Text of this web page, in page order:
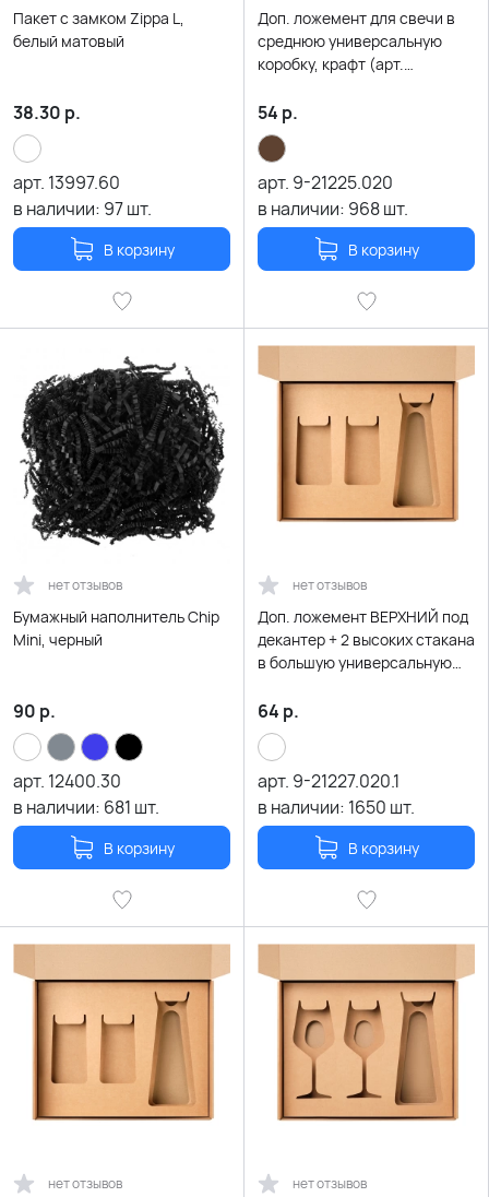
Пакет с замком Zippa L,
белый матовый
38.30 р.
арт. 13997.60
в наличии: 97шт.
В корзину
Доп. ложемент для свечи в
среднюю универсальную
коробку, крафт (арт.
54 р.
арт. 9-21225.020
в наличии: 968шт.
В корзину
нет отзывов
Бумажный наполнитель Chip
Mini, черный
90 р.
арт. 12400.30
в наличии: 681 шт.
В корзину
нет отзывов
Доп. ложемент ВЕРХНИЙ под
декантер + 2 высоких стакана
в большую универсальную
21005.020)
64 р.
арт. 9-21227.020.1
в наличии: 1650 шт.
В корзину
нет отзывов нет отзывов